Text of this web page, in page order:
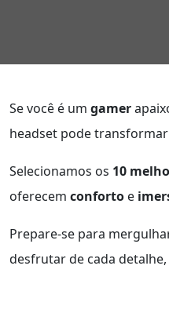
Se você é um gamer
headset pode
Selecionamos os 10
oferecem conforto e
Prepare-se para
desfrutar de cada